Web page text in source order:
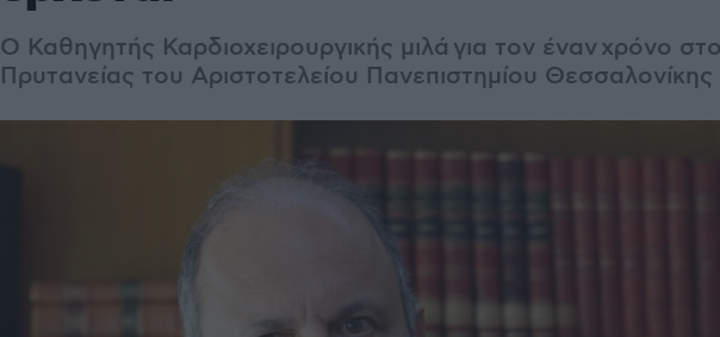
Ο Καθηγητής Καρδιοχειρουργικής μιλά για τον έναν χρόνο στο
Πρυτανείας του Αριστοτελείου Πανεπιστημίου Θεσσαλονίκης